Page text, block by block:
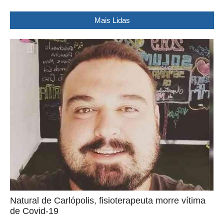
Mais Lidas
Natural de Carlópolis, fisioterapeuta morre vítima
de Covid-19